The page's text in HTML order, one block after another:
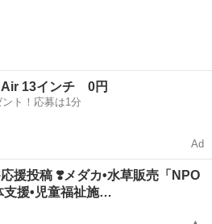
13インチ 0円
ト！応募は1分
Ad
援投稿 ❣️メダカ•水草販売「NPO
支援•児童福祉施…